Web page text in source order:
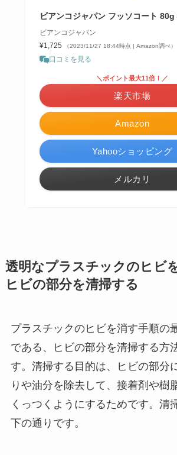
ビアンコジャパン フッソコート
ビアンコジャパン
¥1,725
（2023/11/27 18:44時点 | Amazon調べ）
口コミを見る
Amazon
＼ポイント最大11倍！／
楽天市場
Yahooショッピング
メルカリ
透明なプラスチックのヒビ
ヒビの部分を清掃する
プラスチックのヒビを消す手順の
である、ヒビの部分を清掃する方
す。清掃する目的は、ヒビの部分
りや油分を除去して、接着剤や樹
くっつくようにするためです。清
下の通りです。